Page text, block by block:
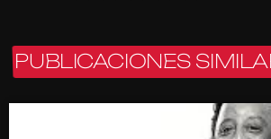
PUBLICACIONES